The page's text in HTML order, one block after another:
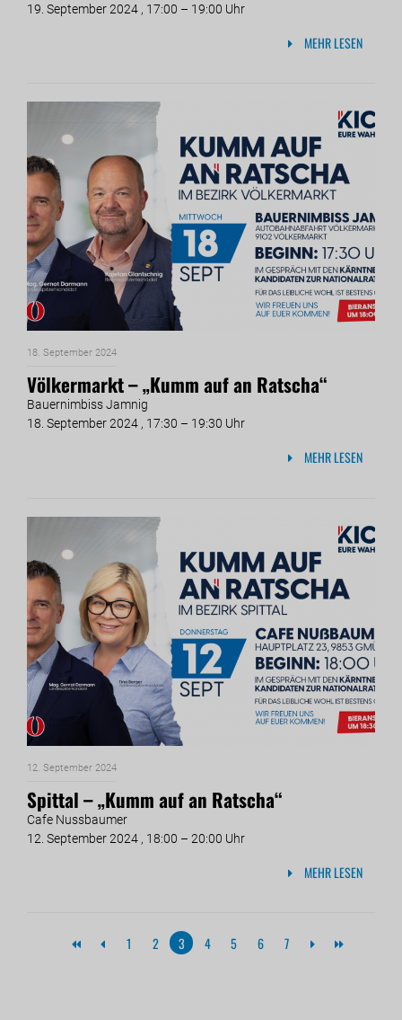
19. September 2024 , 17:00 – 19:00 Uhr
MEHR LESEN
18. September 2024
Völkermarkt – „Kumm auf an Ratscha“
Bauernimbiss Jamnig
18. September 2024 , 17:30 – 19:30 Uhr
MEHR LESEN
12. September 2024
Spittal – „Kumm auf an Ratscha“
Cafe Nussbaumer
12. September 2024 , 18:00 – 20:00 Uhr
MEHR LESEN
1 2 3 4 5 6 7